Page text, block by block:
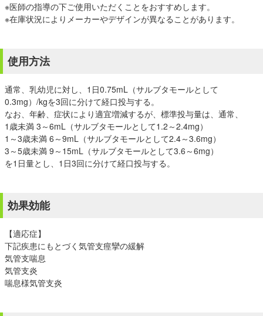
※医師の指導の下ご使用いただくことをおすすめします。
※在庫状況によりメーカーやデザインが異なることがあります。
使用方法
通常、乳幼児に対し、1日0.75mL（サルブタモールとして
0.3mg）/kgを3回に分けて経口投与する。
なお、年齢、症状により適宜増減するが、標準投与量は、通常、
1歳未満 3～6mL（サルブタモールとして1.2～2.4mg）
1～3歳未満 6～9mL（サルブタモールとして2.4～3.6mg）
3～5歳未満 9～15mL（サルブタモールとして3.6～6mg）
を1日量とし、1日3回に分けて経口投与する。
効果効能
【適応症】
下記疾患にもとづく気管支痙攣の緩解
気管支喘息
気管支炎
喘息様気管支炎